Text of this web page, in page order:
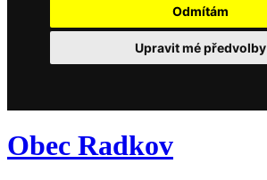
Odmítám
Upravit mé předvolby
Obec Radkov